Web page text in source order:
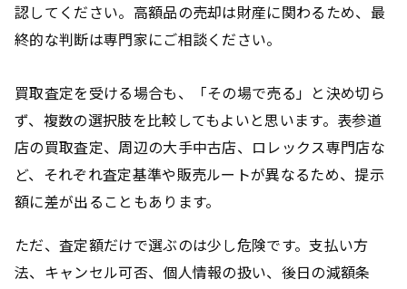
認してください。高額品の売却は財産に関わるため、最
終的な判断は専門家にご相談ください。
買取査定を受ける場合も、「その場で売る」と決め切ら
ず、複数の選択肢を比較してもよいと思います。表参道
店の買取査定、周辺の大手中古店、ロレックス専門店な
ど、それぞれ査定基準や販売ルートが異なるため、提示
額に差が出ることもあります。
ただ、査定額だけで選ぶのは少し危険です。支払い方
法、キャンセル可否、個人情報の扱い、後日の減額条